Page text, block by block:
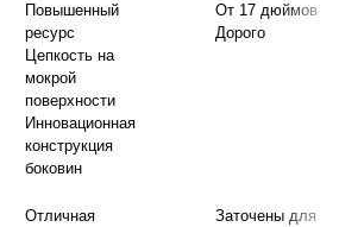
Повышенный
ресурс
Цепкость на
мокрой
поверхности
Инновационная
конструкция
боковин
От 17 дюймов
Дорого
Отличная
Заточены для